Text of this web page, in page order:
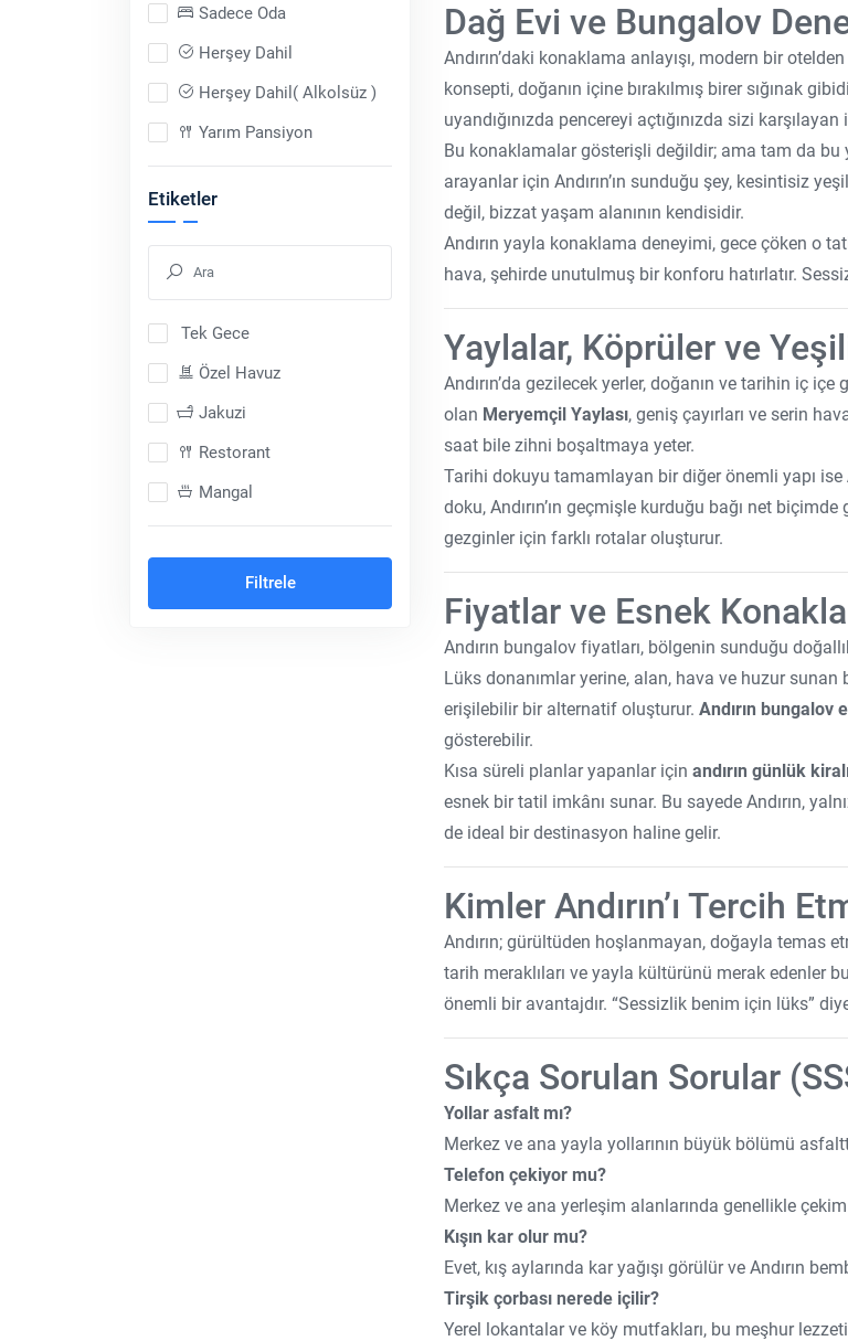
Sadece Oda
Herşey Dahil
Herşey Dahil( Alkolsüz )
Yarım Pansiyon
Sadece Araç
Tam Pansiyon
Tam Pansiyon Plus
Etiketler
Tek Gece
Özel Havuz
Jakuzi
Restorant
Mangal
Dağ Konsepti
Şömineli
Balayı Konsepti
Filtrele
Dağ Evi ve Bungalov
Andırın’daki konaklama anlayışı, modern bir
konsepti, doğanın içine bırakılmış birer sığınak
uyandığınızda pencereyi açtığınızda sizi
Bu konaklamalar gösterişli değildir; ama tam da bu
arayanlar için Andırın’ın sunduğu şey, kesintisiz
değil, bizzat yaşam alanının kendisidir.
Andırın yayla konaklama deneyimi, gece çöken o
hava, şehirde unutulmuş bir konforu hatırlatır.
Yaylalar, Köprüler ve
Andırın’da gezilecek yerler, doğanın ve tarihin iç
olan Meryemçil Yaylası, geniş çayırları ve serin
saat bile zihni boşaltmaya yeter.
Tarihi dokuyu tamamlayan bir diğer önemli yapı ise
doku, Andırın’ın geçmişle kurduğu bağı net
gezginler için farklı rotalar oluşturur.
Fiyatlar ve Esnek
Andırın bungalov fiyatları, bölgenin sunduğu
Lüks donanımlar yerine, alan, hava ve huzur
erişilebilir bir alternatif oluşturur. Andırın bungalov
gösterebilir.
Kısa süreli planlar yapanlar için andırın günlük
esnek bir tatil imkânı sunar. Bu sayede Andırın,
de ideal bir destinasyon haline gelir.
Kimler Andırın’ı Tercih
Andırın; gürültüden hoşlanmayan, doğayla temas
tarih meraklıları ve yayla kültürünü merak edenler
önemli bir avantajdır. “Sessizlik benim için lüks”
Sıkça Sorulan Sorular
Yollar asfalt mı?
Merkez ve ana yayla yollarının büyük bölümü
Telefon çekiyor mu?
Merkez ve ana yerleşim alanlarında genellikle
Kışın kar olur mu?
Evet, kış aylarında kar yağışı görülür ve Andırın
Tirşik çorbası nerede içilir?
Yerel lokantalar ve köy mutfakları, bu meşhur